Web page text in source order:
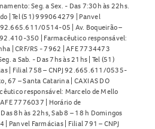
Seg. a Sex. - Das 7:30h às 22hs.
| Tel (51) 999064279 | Panvel
92.665.611/0514-05 | Av. Boqueirão –
350 | Farmacêutico responsável:
| CRF/RS - 7962 | AFE 7734473
a Sab. - Das 7hs às 21hs | Tel (51)
| Filial 758 – CNPJ 92.665.611/0535-
67 – Santa Catarina | CAXIAS DO
responsável: Marcelo de Mello
7776037 | Horário de
8h às 22hs, Sab 8 – 18 h Domingos
| Panvel Farmácias | Filial 791 – CNPJ